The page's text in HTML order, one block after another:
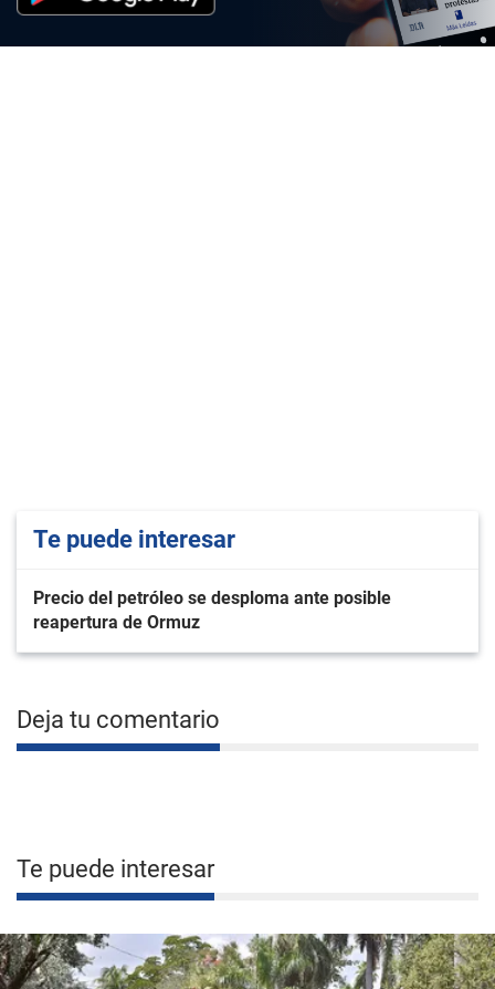
Te puede interesar
Precio del petróleo se desploma ante posible
reapertura de Ormuz
Deja tu comentario
Te puede interesar